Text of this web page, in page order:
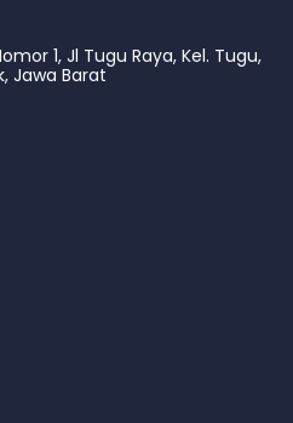
1, Jl Tugu Raya, Kel. Tugu,
Jawa Barat